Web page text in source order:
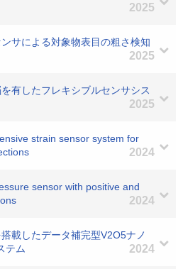
2025
サによる対象物表目の粗さ検知
2025
有したフレキシブルセンサシス
2025
strain sensor system for
2024
sensor with positive and
2024
載したデータ補完型V2O5ナノ
テム
2024